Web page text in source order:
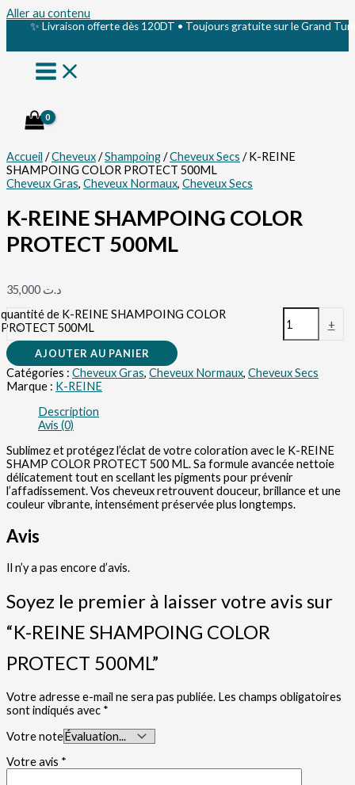
Aller au contenu
✨ Livraison offerte dès 120DT • Toujours gratuite sur le Grand Tunis
Accueil /Cheveux/Shampoing/Cheveux Secs / K-REINE
SHAMPOING COLOR PROTECT 500ML
Cheveux Gras, Cheveux Normaux, Cheveux Secs
K-REINE SHAMPOING COLOR
PROTECT 500ML
د.ت
-
quantité de K-REINE SHAMPOING COLOR
PROTECT 500ML
+
AJOUTER AU PANIER
Catégories : Cheveux Gras, Cheveux Normaux, Cheveux Secs
Marque : K-REINE
Description
Avis (0)
Sublimez et protégez l’éclat de votre coloration avec le K-REINE
SHAMP COLOR PROTECT 500 ML. Sa formule avancée nettoie
délicatement tout en scellant les pigments pour prévenir
l’affadissement. Vos cheveux retrouvent douceur, brillance et une
couleur vibrante, intensément préservée plus longtemps.
Avis
Il n’y a pas encore d’avis.
Soyez le premier à laisser votre avis sur
“K-REINE SHAMPOING COLOR
PROTECT 500ML”
Votre adresse e-mail ne sera pas publiée. Les champs obligatoires
sont indiqués avec *
Votre note
Votre avis *